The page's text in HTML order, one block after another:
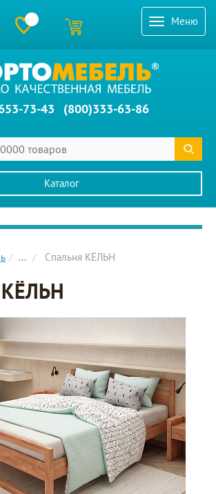
Меню
73-43 (800)333-63-86
Каталог
... Спальня КЁЛЬН
КЁЛЬН